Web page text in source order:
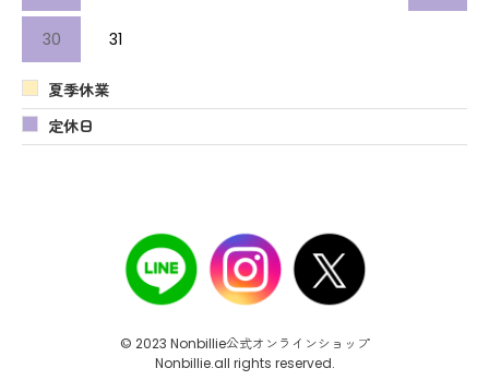
30 31
夏季休業
定休日
© 2023 Nonbillie公式オンラインショップ
Nonbillie.all rights reserved.